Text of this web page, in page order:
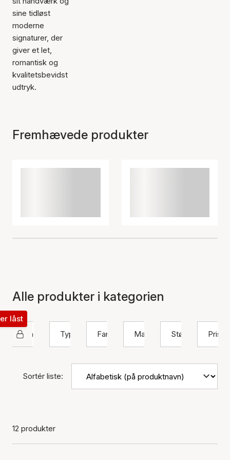
sine tidløst
moderne
signaturer, der
giver et let,
romantisk og
kvalitetsbevidst
udtryk.
Fremhævede produkter
Alle produkter i kategorien
Izabel Camille
låst
Type
Farve Materiale Størrelse Pris
Sortér liste:
12 produkter